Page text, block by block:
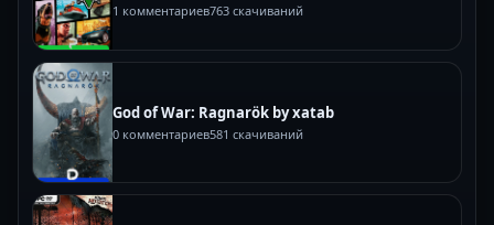
1 комментариев763 скачиваний
God of War: Ragnarök by xatab
0 комментариев581 скачиваний